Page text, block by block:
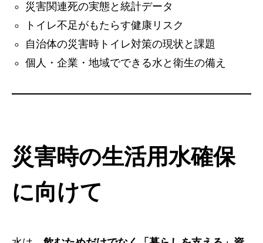
災害関連死の実態と統計データ
トイレ不足がもたらす健康リスク
自治体の災害時トイレ対策の現状と課題
個人・企業・地域でできる水と衛生の備え
災害時の生活用水確保
に向けて